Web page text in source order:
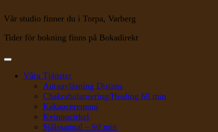
Vår studio finner du i Torpa, Varberg
Tider för bokning finns på Bokadirekt
Våra Tjänster
Auraavläsning Distans
Chakrabalansering/Healing 60 min
Kakaoceremoni
Kvinnocirkel
Själssamtal – 60 min